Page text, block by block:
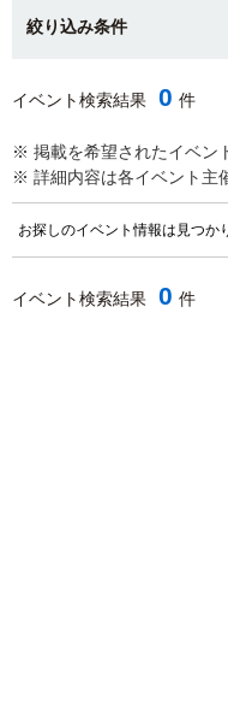
絞り込み条件
イベント検索結果 0 件
※ 掲載を希望されたイベン
※ 詳細内容は各イベント主
お探しのイベント情報は見つか
イベント検索結果 0 件